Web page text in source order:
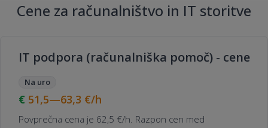
Cene za računalništvo in IT storitve
IT podpora (računalniška pomoč) - cene
Na uro
51,5—63,3 €/h
Povprečna cena je 62,5 €/h. Razpon cen med